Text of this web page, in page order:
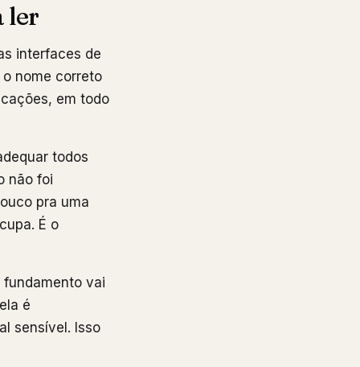
ler
interfaces de
nome correto
em todo
todos
não foi
pra uma
É o
vai
é
sensível. Isso